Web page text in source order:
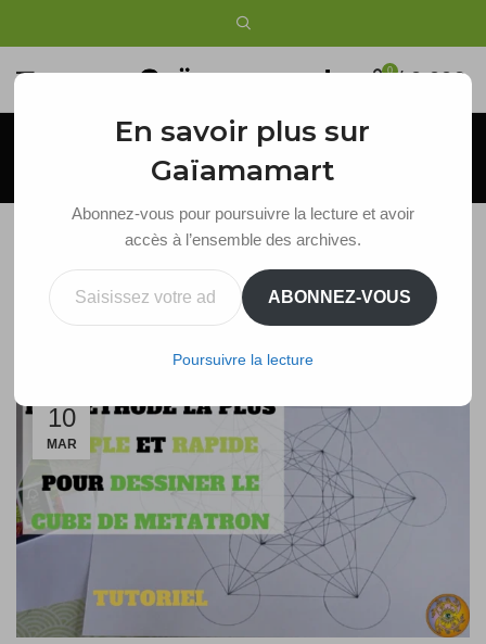
0 / 0,00€
Blog
Dessiner le Métatron : simple et rapide
10
MAR
En savoir plus sur
Gaïamamart
Abonnez-vous pour poursuivre la lecture et avoir
accès à l’ensemble des archives.
Saisissez votre adresse e-mail…
ABONNEZ-VOUS
Poursuivre la lecture